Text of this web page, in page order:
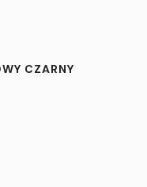
CZARNY